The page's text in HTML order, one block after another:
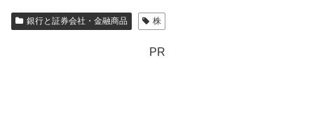
銀行と証券会社・金融商品 株
PR